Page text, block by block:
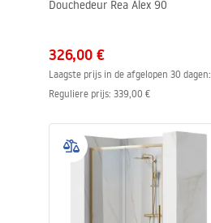
Douchedeur Rea Alex 90
326,00 €
Laagste prijs in de afgelopen 30 dagen:
Reguliere prijs: 339,00 €